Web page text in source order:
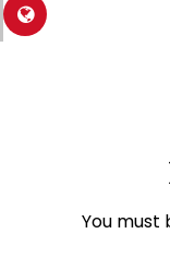
You must